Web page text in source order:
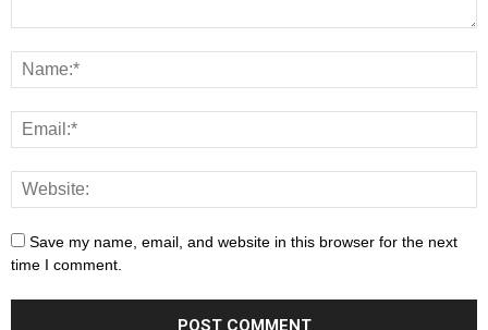
Save my name, email, and website in this browser for the next
time I comment.